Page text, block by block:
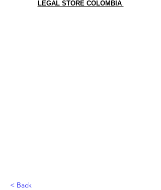
LEGAL STORE COLOMBIA
< Back